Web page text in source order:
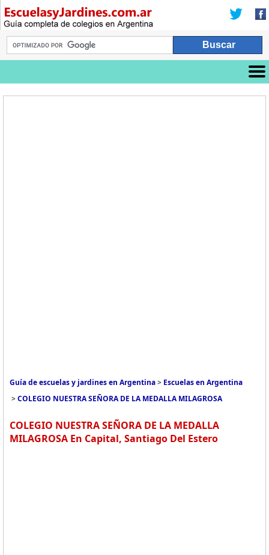
Guía de escuelas y jardines en Argentina> Escuelas en Argentina
>COLEGIO NUESTRA SEÑORA DE LA MEDALLA MILAGROSA
COLEGIO NUESTRA SEÑORA DE LA MEDALLA
MILAGROSA En Capital, Santiago Del Estero